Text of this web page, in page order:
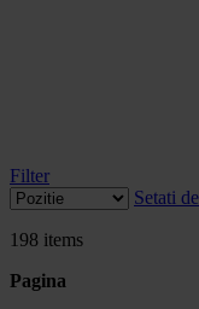
Filter
Setati
198 items
Pagina